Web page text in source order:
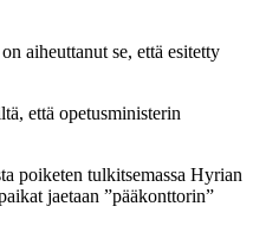
aiheuttanut se, että esitetty
että opetusministerin
poiketen tulkitsemassa Hyrian
jaetaan ”pääkonttorin”